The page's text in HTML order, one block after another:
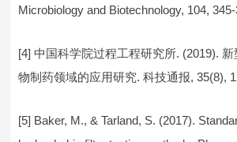
Microbiology and Biotechnology, 104,
[4] 中国科学院过程工程研究所. (2019).
物制药领域的应用研究. 科技通报, 35(8),
[5] Baker, M., & Tarland, S. (2017).